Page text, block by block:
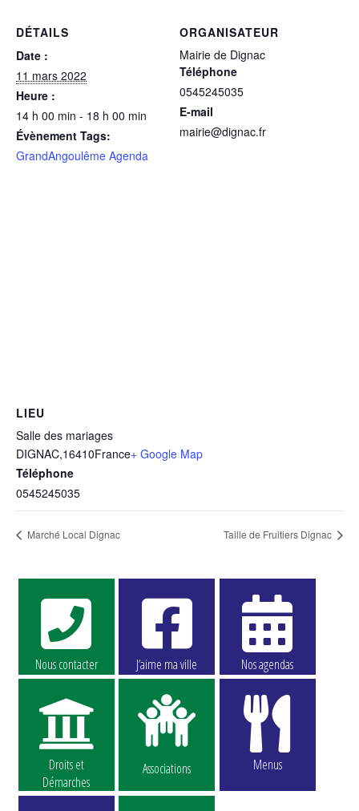
DÉTAILS
Date :
11 mars 2022
Heure :
14 h 00 min - 18 h 00 min
Évènement Tags:
GrandAngoulême Agenda
ORGANISATEUR
Mairie de Dignac
Téléphone
0545245035
E-mail
mairie@dignac.fr
LIEU
Salle des mariages
DIGNAC,16410France+ Google Map
Téléphone
0545245035
Marché Local Dignac Taille de Fruitiers Dignac
Nous contacter J’aime ma ville Nos agendas
Droits et
Démarches
Associations Menus